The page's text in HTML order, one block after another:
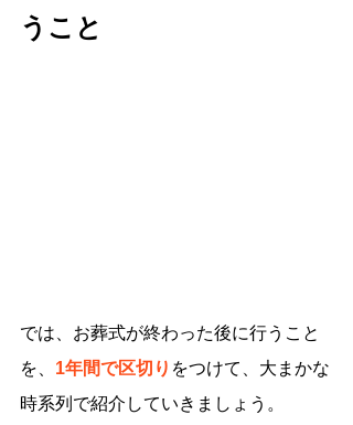
うこと
では、お葬式が終わった後に行うこと
を、 1年間で区切り をつけて、大まかな
時系列で紹介していきましょう。